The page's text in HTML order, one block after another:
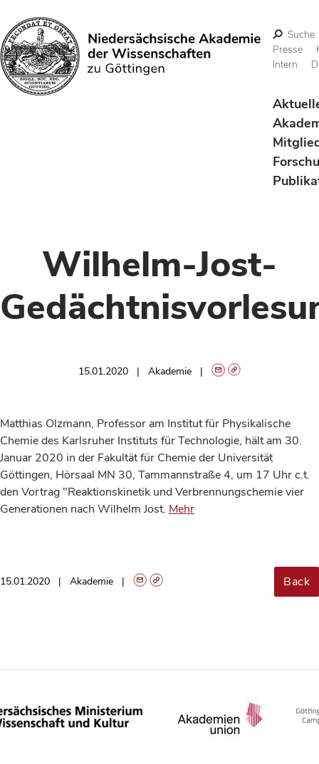
Suchen
Suche
Presse
Intern
Wilhelm-Jost-
15.01.2020 Akademie
Matthias Olzmann, Professor am Institut für Physikalische
Chemie des Karlsruher Instituts für Technologie, hält am 30.
Januar 2020 in der Fakultät für Chemie der Universität
Göttingen, Hörsaal MN 30, Tammannstraße 4, um 17 Uhr c.t.
den Vortrag "Reaktionskinetik und Verbrennungschemie vier
Generationen nach Wilhelm Jost. Mehr
15.01.2020 Akademie Back